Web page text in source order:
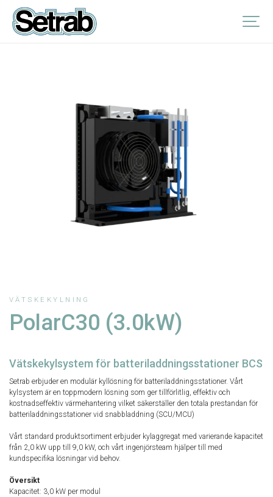
VÄTSKEKYLNING
PolarC30 (3.0kW)
Vätskekylsystem för batteriladdningsstationer BCS
Setrab erbjuder en modulär kyllösning för batteriladdningsstationer. Vårt
kylsystem är en toppmodern lösning som ger tillförlitlig, effektiv och
kostnadseffektiv värmehantering vilket säkerställer den totala prestandan för
batteriladdningsstationer vid snabbladdning (SCU/MCU)
Vårt standard produktsortiment erbjuder kylaggregat med varierande kapacitet
från 2,0 kW upp till 9,0 kW, och vårt ingenjörsteam hjälper till med
kundspecifika lösningar vid behov.
Översikt
Kapacitet: 3,0 kW per modul